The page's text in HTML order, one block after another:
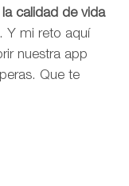
la calidad de vida
. Y mi reto aquí
nuestra app
Que te